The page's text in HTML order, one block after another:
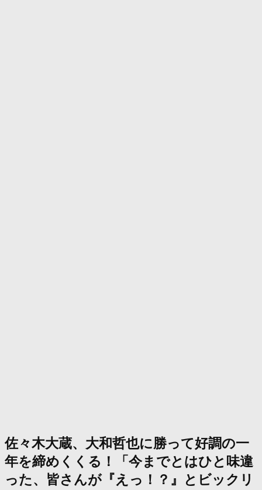
佐々木大蔵、大和哲也に勝って好調の一
年を締めくくる！「今までとはひと味違
った、皆さんが『えっ！？』とビックリ